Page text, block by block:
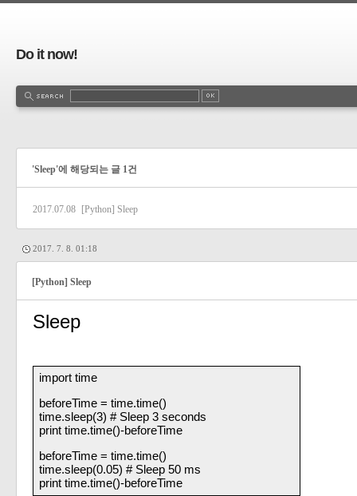
Do it now!
'Sleep'에 해당되는 글 1건
2017.07.08 [Python] Sleep
2017. 7. 8. 01:18
[Python] Sleep
Sleep
import time
beforeTime = time.time()
time.sleep(3) # Sleep 3 seconds
print time.time()-beforeTime
beforeTime = time.time()
time.sleep(0.05) # Sleep 50 ms
print time.time()-beforeTime